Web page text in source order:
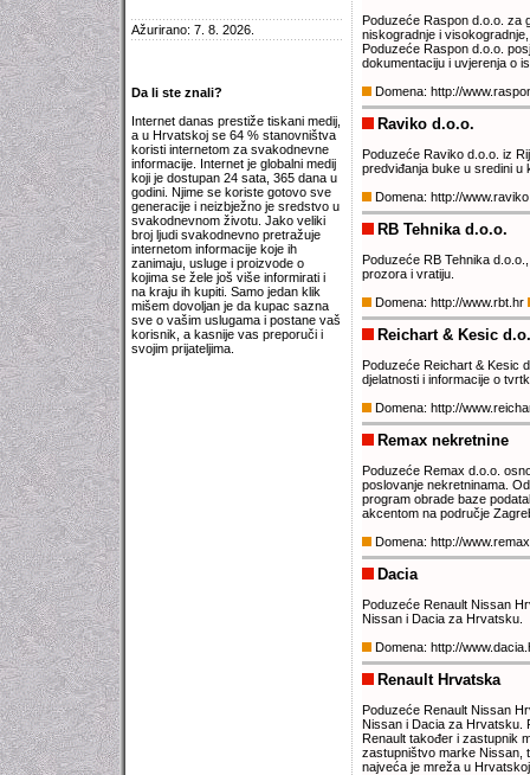
Ažurirano: 7. 8. 2026.
Da li ste znali?
Internet danas prestiže tiskani medij,
a u Hrvatskoj se 64 % stanovništva
koristi internetom za svakodnevne
informacije. Internet je globalni medij
koji je dostupan 24 sata, 365 dana u
godini. Njime se koriste gotovo sve
generacije i neizbježno je sredstvo u
svakodnevnom životu. Jako veliki
broj ljudi svakodnevno pretražuje
internetom informacije koje ih
zanimaju, usluge i proizvode o
kojima se žele još više informirati i
na kraju ih kupiti. Samo jedan klik
mišem dovoljan je da kupac sazna
sve o vašim uslugama i postane vaš
korisnik, a kasnije vas preporuči i
svojim prijateljima.
Poduzeće Raspon d.o.o. za
niskogradnje i
Poduzeće Raspon d.o.o.
dokumentaciju i uvjerenja o
Domena: http://
Raviko d.o.o.
Poduzeće Raviko d.o.o. iz
predviđanja buke u sredini u
Domena: http://
RB Tehnika d.o.o.
Poduzeće RB Tehnika
prozora i vratiju.
Domena: http://www.rbt.hr
Reichart & Kesic
Poduzeće Reichart & Kesic
djelatnosti i informacije o
Domena: http://
Remax nekretnine
Poduzeće Remax d.o.o.
poslovanje nekretninama.
program obrade baze
akcentom na područje
Domena: http://
Dacia
Poduzeće Renault Nissan
Nissan i Dacia za Hrvatsku.
Domena: http://
Renault Hrvatska
Poduzeće Renault Nissan
Nissan i Dacia za Hrvatsku.
Renault također i zastupnik
zastupništvo marke Nissan,
najveća je mreža u